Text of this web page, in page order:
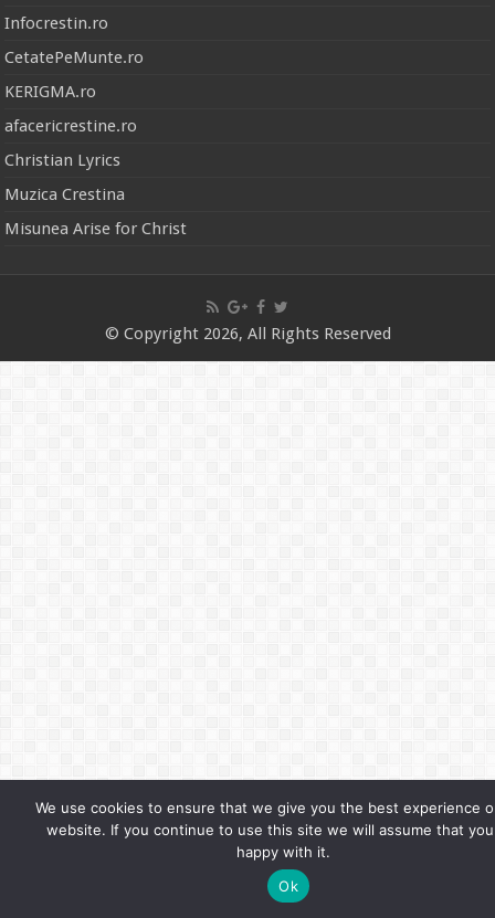
Infocrestin.ro
CetatePeMunte.ro
KERIGMA.ro
afacericrestine.ro
Christian Lyrics
Muzica Crestina
Misunea Arise for Christ
© Copyright 2026, All Rights Reserved
We use cookies to ensure that we give you the best experience
website. If you continue to use this site we will assume that
happy with it.
Ok